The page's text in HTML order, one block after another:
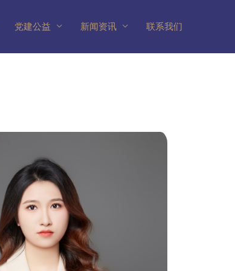
党建公益 新闻资讯 联系我们